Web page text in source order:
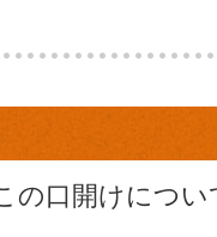
の口開けにつ